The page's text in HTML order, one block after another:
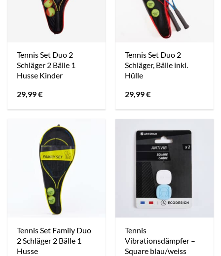
Tennis Set Duo 2
Schläger 2 Bälle 1
Husse Kinder
29,99€
Tennis Set Duo 2
Schläger, Bälle inkl.
Hülle
29,99€
Tennis Set Family Duo
2 Schläger 2 Bälle 1
Husse
Tennis
Vibrationsdämpfer –
Square blau/weiss